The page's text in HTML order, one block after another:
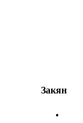
Закян